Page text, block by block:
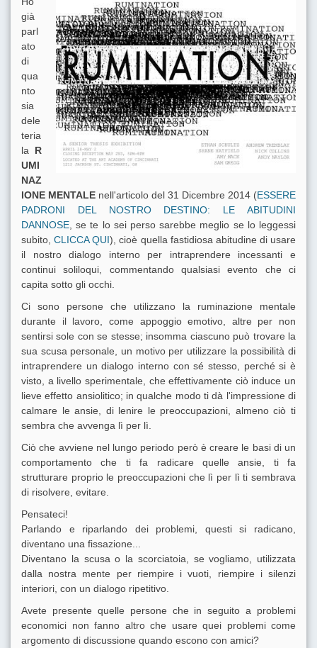
già
parl
ato
di
qua
nto
sia
dele
teria
la R
UMI
NAZ
IONE MENTALE nell'articolo del 31 Dicembre 2014 (ESSERE
PADRONI DEL NOSTRO DESTINO: LE ABITUDINI
DANNOSE , se te lo sei perso sarebbe meglio se lo leggessi
subito,CLICCA QUI), cioè quella fastidiosa abitudine di usare
il nostro dialogo interno per intraprendere incessanti e
continui soliloqui, commentando qualsiasi evento che ci
capita sotto gli occhi.
Ci sono persone che utilizzano la ruminazione mentale
durante il lavoro, come appoggio emotivo, altre per non
sentirsi sole con se stesse; insomma ciascuno può trovare la
sua scusa personale, un motivo per utilizzare la possibilità di
intraprendere un dialogo interno con sé stesso, perché si è
visto, a livello sperimentale, che effettivamente ciò induce un
lieve effetto ansiolitico; in qualche modo ti dà l'impressione di
calmare le ansie, di lenire le preoccupazioni, almeno ciò ti
sembra che avvenga lì per lì.
Ciò che avviene nel lungo periodo però è creare le basi di un
comportamento che ti fa radicare quelle ansie, ti fa
strutturare proprio le preoccupazioni che lì per lì ti sembrava
di risolvere, evitare.
Pensateci!
Parlando e riparlando dei problemi, questi si radicano,
diventano una fissazione...
Diventano la scusa o la scorciatoia, se vogliamo, utilizzata
dalla nostra mente per riempire i vuoti, riempire i silenzi
interiori, con un dialogo ripetitivo.
Avete presente quelle persone che in seguito a problemi
economici non fanno altro che usare quei problemi come
argomento di discussione quando escono con amici?